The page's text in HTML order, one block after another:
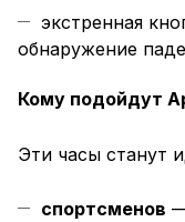
экстренная
обнаружение
Кому подойдут
Эти часы станут
спортсменов